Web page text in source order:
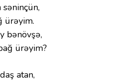
səninçün,
ürəyim.
bənövşə,
ürəyim?
atan,